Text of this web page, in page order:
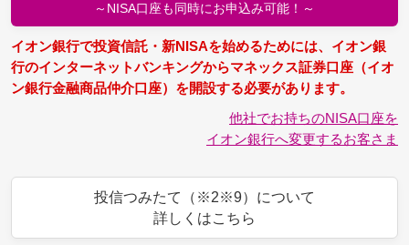
～NISA口座も同時にお申込み可能！～
イオン銀行で投資信託・新NISAを始めるためには、イオン銀
行のインターネットバンキングからマネックス証券口座（イオ
ン銀行金融商品仲介口座）を開設する必要があります。
他社でお持ちのNISA口座を
イオン銀行へ変更するお客さま
投信つみたて（※2※9）について
詳しくはこちら